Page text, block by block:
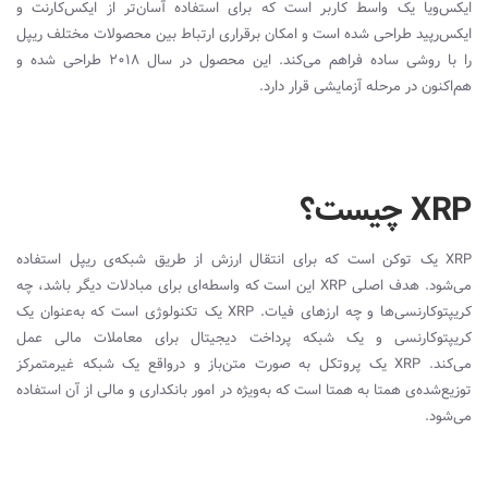
ایکس‌ویا یک واسط کاربر است که برای استفاده آسان‌تر از ایکس‌کارنت و
ایکس‌رپید طراحی شده است و امکان برقراری ارتباط بین محصولات مختلف ریپل
را با روشی ساده فراهم می‌کند. این محصول در سال ۲۰۱۸ طراحی شده و
هم‌اکنون در مرحله آزمایشی قرار دارد.
XRP چیست؟
XRP یک توکن است که برای انتقال ارزش از طریق شبکه‌ی ریپل استفاده
می‌شود. هدف اصلی XRPاین است که واسطه‌ای برای مبادلات دیگر باشد، چه
کریپتوکارنسی‌ها و چه ارزهای فیات. XRPیک تکنولوژی است که به‌عنوان یک
کریپتوکارنسی و یک شبکه پرداخت دیجیتال برای معاملات مالی عمل
می‌کند. XRPیک پروتکل به‌ صورت متن‌باز و درواقع یک شبکه غیرمتمرکز
توزیع‌شده‌ی همتا به همتا است که به‌ویژه در امور بانکداری و مالی از آن استفاده
می‌شود.